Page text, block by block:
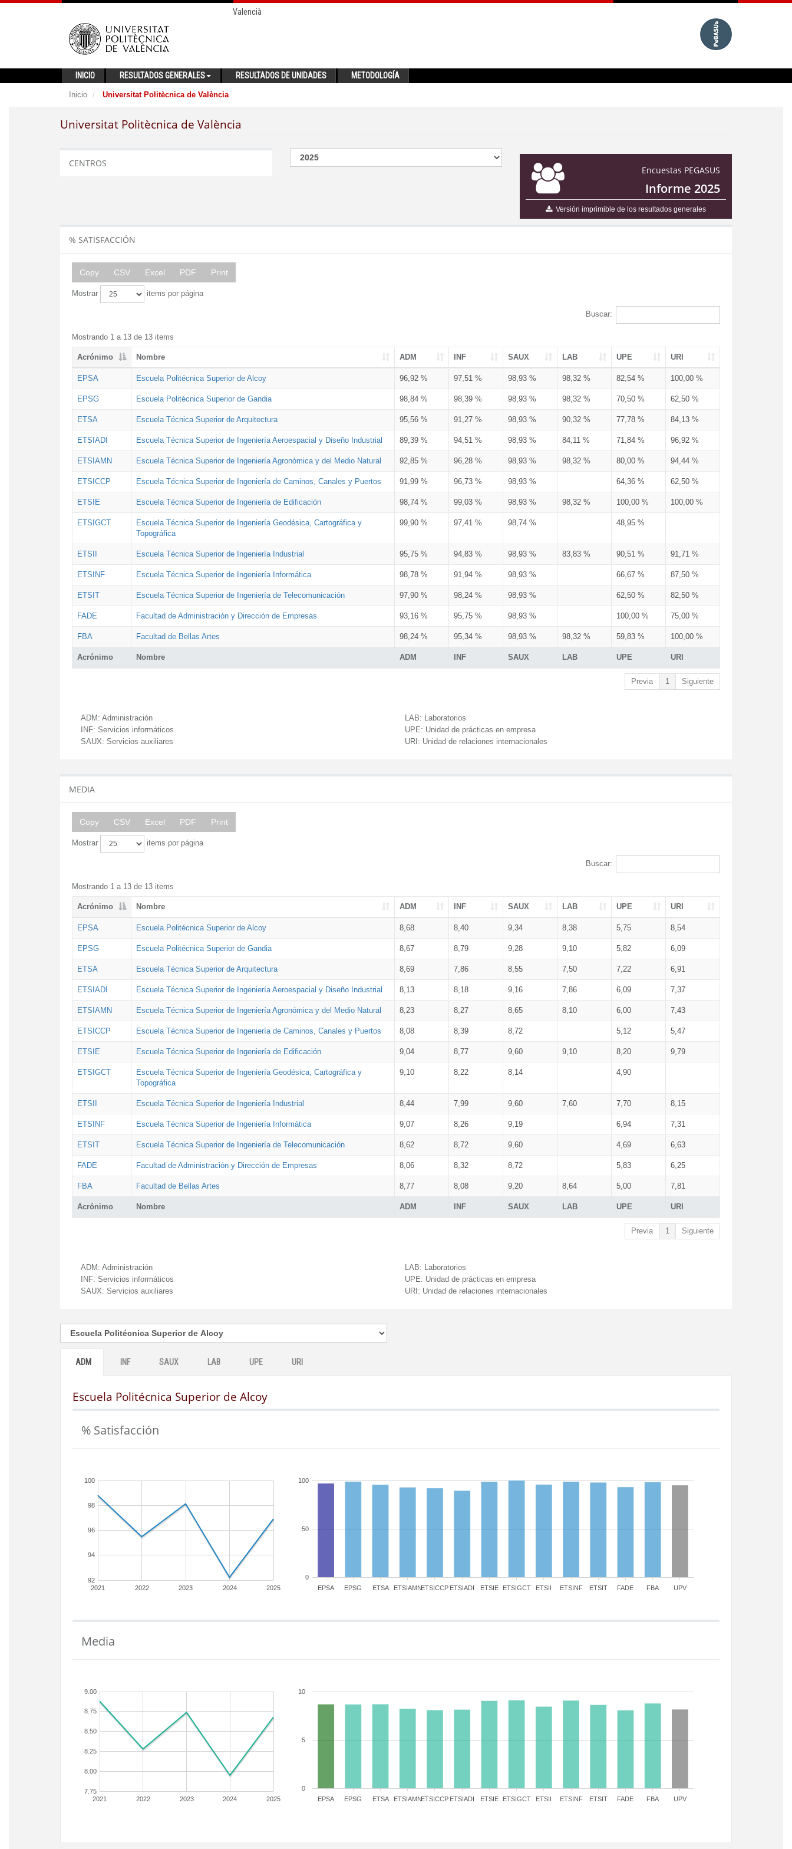
Valencià
INICIO RESULTADOS GENERALES RESULTADOS DE UNIDADES METODOLOGÍA
Inicio Universitat Politècnica de València
Universitat Politècnica de València
Encuestas PEGASUS
Informe 2025
Versión imprimible de los resultados generales
CENTROS
% SATISFACCIÓN
Copy CSV Excel PDF Print
Mostrar items por página
Buscar:
Mostrando 1 a 13 de 13 items
Acrónimo Nombre ADM INF SAUX LAB UPE URI
Acrónimo Nombre ADM INF SAUX LAB UPE URI
EPSA Escuela Politécnica Superior de Alcoy 96,92 % 97,51 % 98,93 % 98,32 % 82,54 % 100,00 %
EPSG Escuela Politécnica Superior de Gandia 98,84 % 98,39 % 98,93 % 98,32 % 70,50 % 62,50 %
ETSA Escuela Técnica Superior de Arquitectura 95,56 % 91,27 % 98,93 % 90,32 % 77,78 % 84,13 %
ETSIADI Escuela Técnica Superior de Ingeniería Aeroespacial y Diseño Industrial 89,39 % 94,51 % 98,93 % 84,11 % 71,84 % 96,92 %
ETSIAMN Escuela Técnica Superior de Ingeniería Agronómica y del Medio Natural 92,85 % 96,28 % 98,93 % 98,32 % 80,00 % 94,44 %
ETSICCP Escuela Técnica Superior de Ingeniería de Caminos, Canales y Puertos 91,99 % 96,73 % 98,93 % 64,36 % 62,50 %
ETSIE Escuela Técnica Superior de Ingeniería de Edificación 98,74 % 99,03 % 98,93 % 98,32 % 100,00 % 100,00 %
ETSIGCT
Escuela Técnica Superior de Ingeniería Geodésica, Cartográfica y
Topográfica
99,90 % 97,41 % 98,74 % 48,95 %
ETSII Escuela Técnica Superior de Ingeniería Industrial 95,75 % 94,83 % 98,93 % 83,83 % 90,51 % 91,71 %
ETSINF Escuela Técnica Superior de Ingeniería Informática 98,78 % 91,94 % 98,93 % 66,67 % 87,50 %
ETSIT Escuela Técnica Superior de Ingeniería de Telecomunicación 97,90 % 98,24 % 98,93 % 62,50 % 82,50 %
FADE Facultad de Administración y Dirección de Empresas 93,16 % 95,75 % 98,93 % 100,00 % 75,00 %
FBA Facultad de Bellas Artes 98,24 % 95,34 % 98,93 % 98,32 % 59,83 % 100,00 %
Previa 1 Siguiente
ADM: Administración
INF: Servicios informáticos
SAUX: Servicios auxiliares
LAB: Laboratorios
UPE: Unidad de prácticas en empresa
URI: Unidad de relaciones internacionales
MEDIA
Copy CSV Excel PDF Print
Mostrar items por página
Buscar:
Mostrando 1 a 13 de 13 items
Acrónimo Nombre ADM INF SAUX LAB UPE URI
Acrónimo Nombre ADM INF SAUX LAB UPE URI
EPSA Escuela Politécnica Superior de Alcoy 8,68 8,40 9,34 8,38 5,75 8,54
EPSG Escuela Politécnica Superior de Gandia 8,67 8,79 9,28 9,10 5,82 6,09
ETSA Escuela Técnica Superior de Arquitectura 8,69 7,86 8,55 7,50 7,22 6,91
ETSIADI Escuela Técnica Superior de Ingeniería Aeroespacial y Diseño Industrial 8,13 8,18 9,16 7,86 6,09 7,37
ETSIAMN Escuela Técnica Superior de Ingeniería Agronómica y del Medio Natural 8,23 8,27 8,65 8,10 6,00 7,43
ETSICCP Escuela Técnica Superior de Ingeniería de Caminos, Canales y Puertos 8,08 8,39 8,72 5,12 5,47
ETSIE Escuela Técnica Superior de Ingeniería de Edificación 9,04 8,77 9,60 9,10 8,20 9,79
ETSIGCT
Escuela Técnica Superior de Ingeniería Geodésica, Cartográfica y
Topográfica
9,10 8,22 8,14 4,90
ETSII Escuela Técnica Superior de Ingeniería Industrial 8,44 7,99 9,60 7,60 7,70 8,15
ETSINF Escuela Técnica Superior de Ingeniería Informática 9,07 8,26 9,19 6,94 7,31
ETSIT Escuela Técnica Superior de Ingeniería de Telecomunicación 8,62 8,72 9,60 4,69 6,63
FADE Facultad de Administración y Dirección de Empresas 8,06 8,32 8,72 5,83 6,25
FBA Facultad de Bellas Artes 8,77 8,08 9,20 8,64 5,00 7,81
Previa 1 Siguiente
ADM: Administración
INF: Servicios informáticos
SAUX: Servicios auxiliares
LAB: Laboratorios
UPE: Unidad de prácticas en empresa
URI: Unidad de relaciones internacionales
ADM INF SAUX LAB UPE URI
Escuela Politécnica Superior de Alcoy
% Satisfacción
2021 2022 2023 2024 2025
92
94
96
98
100
EPSA EPSG ETSA ETSIAMNETSICCP ETSIADI ETSIE ETSIGCT ETSII ETSINF ETSIT FADE FBA UPV
0
50
100
Media
2021 2022 2023 2024 2025
7.75
8.00
8.25
8.50
8.75
9.00
EPSA EPSG ETSA ETSIAMNETSICCP ETSIADI ETSIE ETSIGCT ETSII ETSINF ETSIT FADE FBA UPV
0
5
10